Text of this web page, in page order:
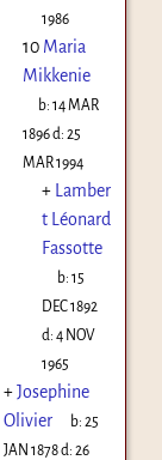
1986
10 Maria
Mikkenie
b:14 MAR
1896d: 25
MAR 1994
+ Lamber
t Léonard
Fassotte
b:15
DEC 1892
d: 4 NOV
1965
+Josephine
Olivier
b:25
JAN 1878d: 26